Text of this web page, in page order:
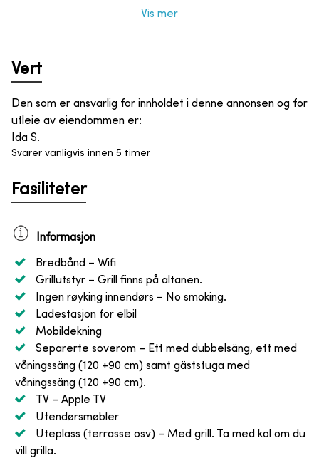
Vis mer
Vert
Den som er ansvarlig for innholdet i denne annonsen og for
utleie av eiendommen er:
Ida S.
Svarer vanligvis innen 5 timer
Fasiliteter
Informasjon
Bredbånd – Wifi
Grillutstyr – Grill finns på altanen.
Ingen røyking innendørs – No smoking.
Ladestasjon for elbil
Mobildekning
Separerte soverom – Ett med dubbelsäng, ett med
våningssäng (120 +90 cm) samt gäststuga med
våningssäng (120 +90 cm).
TV – Apple TV
Utendørsmøbler
Uteplass (terrasse osv) – Med grill. Ta med kol om du
vill grilla.